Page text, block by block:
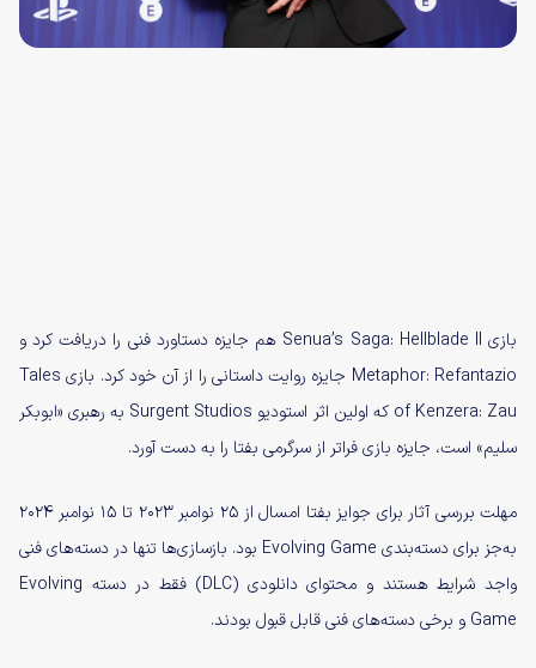
بازی Senua’s Saga: Hellblade II هم جایزه دستاورد فنی را دریافت کرد و
Metaphor: Refantazio جایزه روایت داستانی را از آن خود کرد. بازی Tales
of Kenzera: Zau که اولین اثر استودیو Surgent Studios به رهبری «ابوبکر
سلیم» است، جایزه بازی فراتر از سرگرمی بفتا را به دست آورد.
مهلت بررسی آثار برای جوایز بفتا امسال از ۲۵ نوامبر ۲۰۲۳ تا ۱۵ نوامبر ۲۰۲۴
به‌جز برای دسته‌بندی Evolving Game بود. بازسازی‌ها تنها در دسته‌های فنی
واجد شرایط هستند و محتوای دانلودی (DLC) فقط در دسته Evolving
Game و برخی دسته‌های فنی قابل قبول بودند.